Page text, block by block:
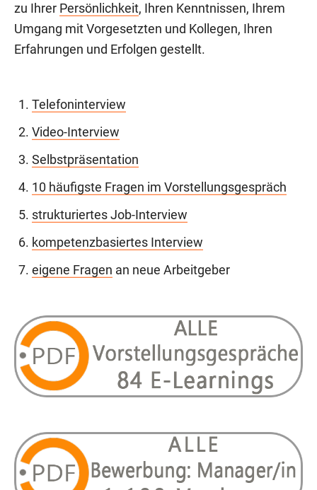
zu Ihrer Persönlichkeit, Ihren Kenntnissen, Ihrem
Umgang mit Vorgesetzten und Kollegen, Ihren
Erfahrungen und Erfolgen gestellt.
Telefoninterview
Video-Interview
Selbstpräsentation
10 häufigste Fragen im Vorstellungsgespräch
strukturiertes Job-Interview
kompetenzbasiertes Interview
eigene Fragen an neue Arbeitgeber